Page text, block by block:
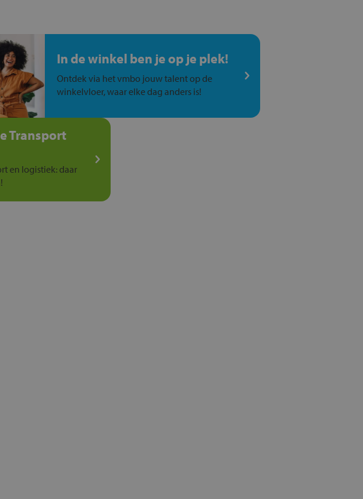
In de winkel ben je op je plek!
Ontdek via het vmbo jouw talent op de
winkelvloer, waar elke dag anders is!
Transport
en logistiek: daar